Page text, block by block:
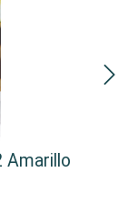
Amarillo